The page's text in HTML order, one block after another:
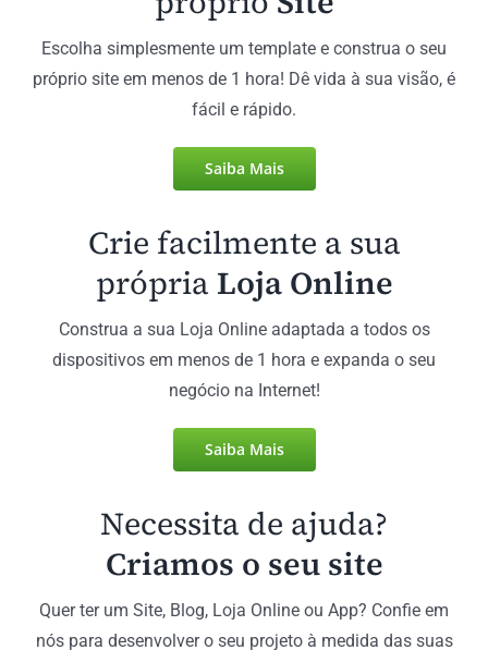
Escolha simplesmente um template e construa o seu
próprio site em menos de 1 hora! Dê vida à sua visão, é
fácil e rápido.
Saiba Mais
Crie facilmente a sua
própria Loja Online
Construa a sua Loja Online adaptada a todos os
dispositivos em menos de 1 hora e expanda o seu
negócio na Internet!
Saiba Mais
Necessita de ajuda?
Criamos o seu site
Quer ter um Site, Blog, Loja Online ou App? Confie em
nós para desenvolver o seu projeto à medida das suas